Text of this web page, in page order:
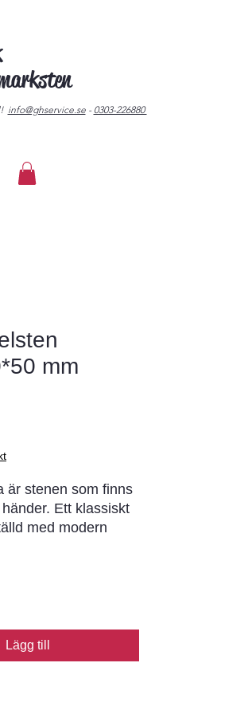
info@ghservice.se- 0303-226880
mm
är stenen som finns
Ett klassiskt
med modern
ytor att
vardag som fest på.
barfotaspring och
en funktionell
parkera bilen på.
Lägg till